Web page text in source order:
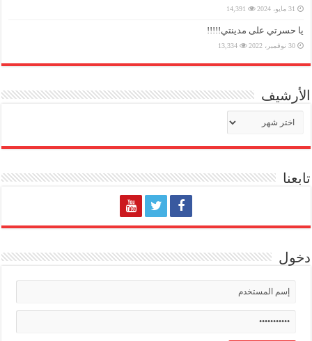
31 مايو، 2024 14,391
يا حسرتي على مدينتي!!!!!
30 نوفمبر، 2022 13,334
الأرشيف
تابعنا
دخول